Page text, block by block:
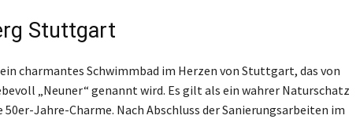
Stuttgart
charmantes Schwimmbad im Herzen von Stuttgart, das von
„Neuner“ genannt wird. Es gilt als ein wahrer Naturschatz
Jahre-Charme. Nach Abschluss der Sanierungsarbeiten im